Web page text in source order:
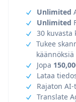
Unlimited
Unlimited
30 kuvasta
Tukee
käännöksiä
Jopa
Lataa
Rajaton
Translate